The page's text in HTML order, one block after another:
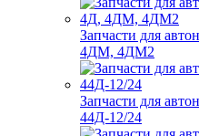
Запчасти для
4ДМ, 4ДМ2
Запчасти для
44Д-12/24